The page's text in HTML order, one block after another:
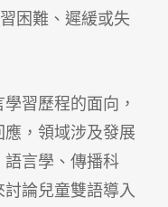
困難、遲緩或失
習歷程的面向，
，領域涉及發展
言學、傳播科
論兒童雙語導入